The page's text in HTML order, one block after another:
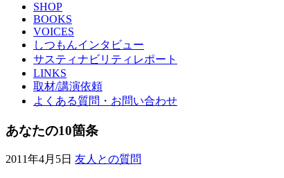
SHOP
BOOKS
VOICES
しつもんインタビュー
サスティナビリティレポート
LINKS
取材/講演依頼
よくある質問・お問い合わせ
あなたの10箇条
2011年4月5日 友人との質問